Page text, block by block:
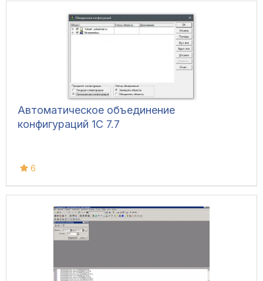
Автоматическое объединение
конфигураций 1С 7.7
6